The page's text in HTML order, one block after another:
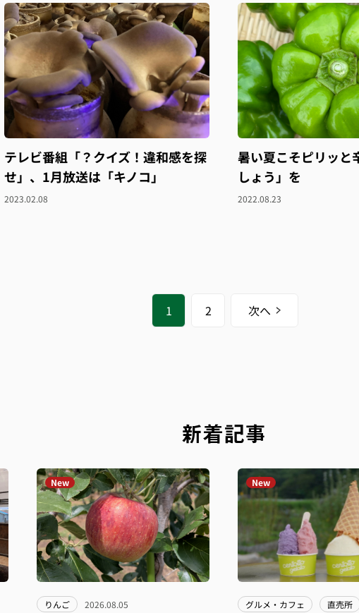
テレビ番組「？クイズ！違和感を探
せ」、1月放送は「キノコ」
2023.02.08
暑い夏こそピリッと
しょう」を
2022.08.23
1 2 次へ
新着記事
New
りんご 2026.08.05
New
グルメ・カフェ
直売所